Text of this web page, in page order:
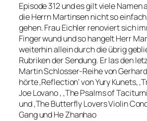
Episode 312 und es gilt viele Namen
die Herrn Martinsen nicht so
gehen. Frau Eichler renoviert sich
Finger wund und so hangelt Herr
weiterhin allein durch die übrig
Rubriken der Sendung. Er las den
Martin Schlosser-Reihe von
hörte ‚Reflection‘ von Yury Kunets,
Joe Lovano , ‚The Psalms of
und ‚The Butterfly Lovers Violin
Gang und He Zhanhao